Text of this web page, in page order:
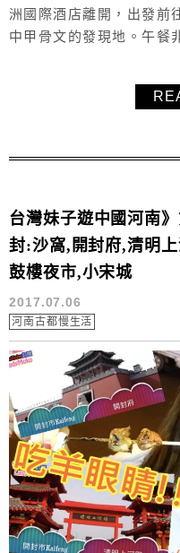
洲國際酒店離開，出發前
中甲骨文的發現地。午餐
州，來到了太行大峽谷
了，直接前往三個不同的
台灣妹子遊中國河南
封:沙窩,開封府,清明
鼓樓夜市,小宋城
2017.07.06
河南古都慢生活